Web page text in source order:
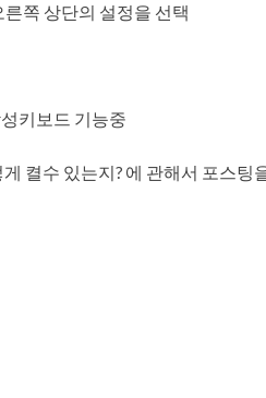
른쪽 상단의 설정을 선택
키보드 기능중
켤수 있는지? 에 관해서 포스팅